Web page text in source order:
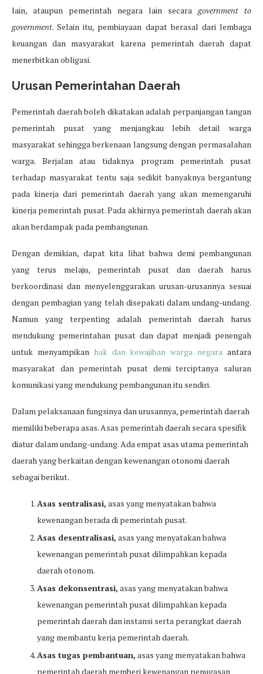
lain, ataupun pemerintah negara lain secara government to
government. Selain itu, pembiayaan dapat berasal dari lembaga
keuangan dan masyarakat karena pemerintah daerah dapat
menerbitkan obligasi.
Urusan Pemerintahan Daerah
Pemerintah daerah boleh dikatakan adalah perpanjangan tangan
pemerintah pusat yang menjangkau lebih detail warga
masyarakat sehingga berkenaan langsung dengan permasalahan
warga. Berjalan atau tidaknya program pemerintah pusat
terhadap masyarakat tentu saja sedikit banyaknya bergantung
pada kinerja dari pemerintah daerah yang akan memengaruhi
kinerja pemerintah pusat. Pada akhirnya pemerintah daerah akan
akan berdampak pada pembangunan.
Dengan demikian, dapat kita lihat bahwa demi pembangunan
yang terus melaju, pemerintah pusat dan daerah harus
berkoordinasi dan menyelenggarakan urusan-urusannya sesuai
dengan pembagian yang telah disepakati dalam undang-undang.
Namun yang terpenting adalah pemerintah daerah harus
mendukung pemerintahan pusat dan dapat menjadi penengah
untuk menyampikan hak dan kewajiban warga negara antara
masyarakat dan pemerintah pusat demi terciptanya saluran
komunikasi yang mendukung pembangunan itu sendiri.
Dalam pelaksanaan fungsinya dan urusannya, pemerintah daerah
memiliki beberapa asas. Asas pemerintah daerah secara spesifik
diatur dalam undang-undang. Ada empat asas utama pemerintah
daerah yang berkaitan dengan kewenangan otonomi daerah
sebagai berikut.
Asas sentralisasi, asas yang menyatakan bahwa
kewenangan berada di pemerintah pusat.
Asas desentralisasi, asas yang menyatakan bahwa
kewenangan pemerintah pusat dilimpahkan kepada
daerah otonom.
Asas dekonsentrasi, asas yang menyatakan bahwa
kewenangan pemerintah pusat dilimpahkan kepada
pemerintah daerah dan instansi serta perangkat daerah
yang membantu kerja pemerintah daerah.
Asas tugas pembantuan, asas yang menyatakan bahwa
pemerintah daerah memberi kewenangan penugasan